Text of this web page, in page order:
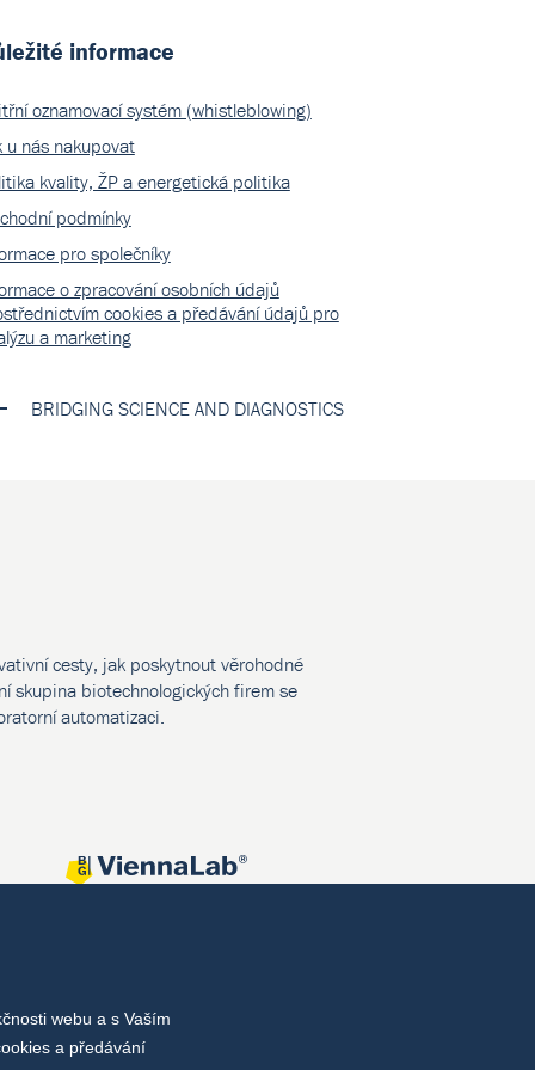
informace
oznamovací systém (whistleblowing)
u nás nakupovat
kvality, ŽP a energetická politika
podmínky
pro společníky
o zpracování osobních údajů
cookies a předávání údajů pro
a marketing
BRIDGING SCIENCE AND DIAGNOSTICS
cesty, jak poskytnout věrohodné
skupina biotechnologických firem se
automatizaci.
webu a s Vaším
a předávání